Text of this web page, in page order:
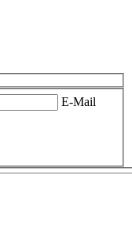
E-Mail